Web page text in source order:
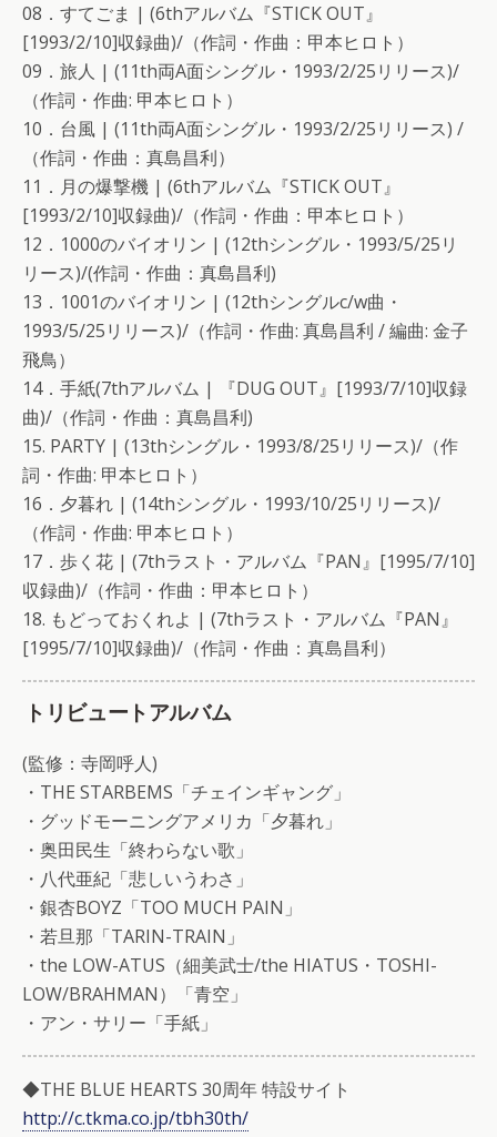
08．すてごま | (6thアルバム『STICK OUT』
[1993/2/10]収録曲)/（作詞・作曲：甲本ヒロト）
09．旅人 | (11th両A面シングル・1993/2/25リリース)/
（作詞・作曲: 甲本ヒロト）
10．台風 | (11th両A面シングル・1993/2/25リリース) /
（作詞・作曲：真島昌利）
11．月の爆撃機 | (6thアルバム『STICK OUT』
[1993/2/10]収録曲)/（作詞・作曲：甲本ヒロト）
12．1000のバイオリン | (12thシングル・1993/5/25リ
リース)/(作詞・作曲：真島昌利)
13．1001のバイオリン | (12thシングルc/w曲・
1993/5/25リリース)/（作詞・作曲: 真島昌利 / 編曲: 金子
飛鳥）
14．手紙(7thアルバム | 『DUG OUT』[1993/7/10]収録
曲)/（作詞・作曲：真島昌利)
15. PARTY | (13thシングル・1993/8/25リリース)/（作
詞・作曲: 甲本ヒロト）
16．夕暮れ | (14thシングル・1993/10/25リリース)/
（作詞・作曲: 甲本ヒロト）
17．歩く花 | (7thラスト・アルバム『PAN』[1995/7/10]
収録曲)/（作詞・作曲：甲本ヒロト）
18. もどっておくれよ | (7thラスト・アルバム『PAN』
[1995/7/10]収録曲)/（作詞・作曲：真島昌利）
トリビュートアルバム
(監修：寺岡呼人)
・THE STARBEMS「チェインギャング」
・グッドモーニングアメリカ「夕暮れ」
・奥田民生「終わらない歌」
・八代亜紀「悲しいうわさ」
・銀杏BOYZ「TOO MUCH PAIN」
・若旦那「TARIN-TRAIN」
・the LOW-ATUS（細美武士/the HIATUS・TOSHI-
LOW/BRAHMAN）「青空」
・アン・サリー「手紙」
◆THE BLUE HEARTS 30周年 特設サイト
http://c.tkma.co.jp/tbh30th/